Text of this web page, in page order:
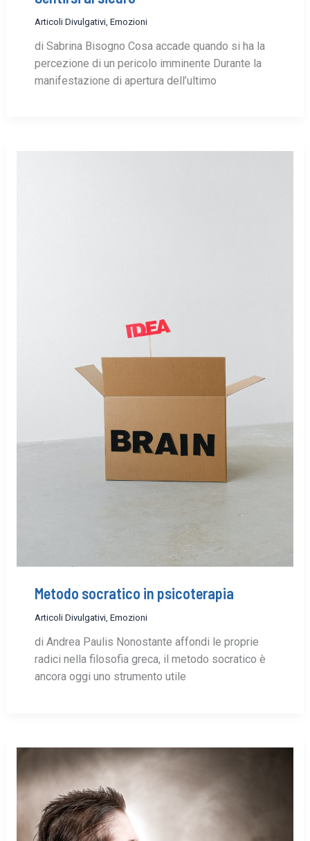
Articoli Divulgativi, Emozioni
di Sabrina Bisogno Cosa accade quando si ha la
percezione di un pericolo imminente Durante la
manifestazione di apertura dell’ultimo
Metodo socratico in psicoterapia
Articoli Divulgativi, Emozioni
di Andrea Paulis Nonostante affondi le proprie
radici nella filosofia greca, il metodo socratico è
ancora oggi uno strumento utile